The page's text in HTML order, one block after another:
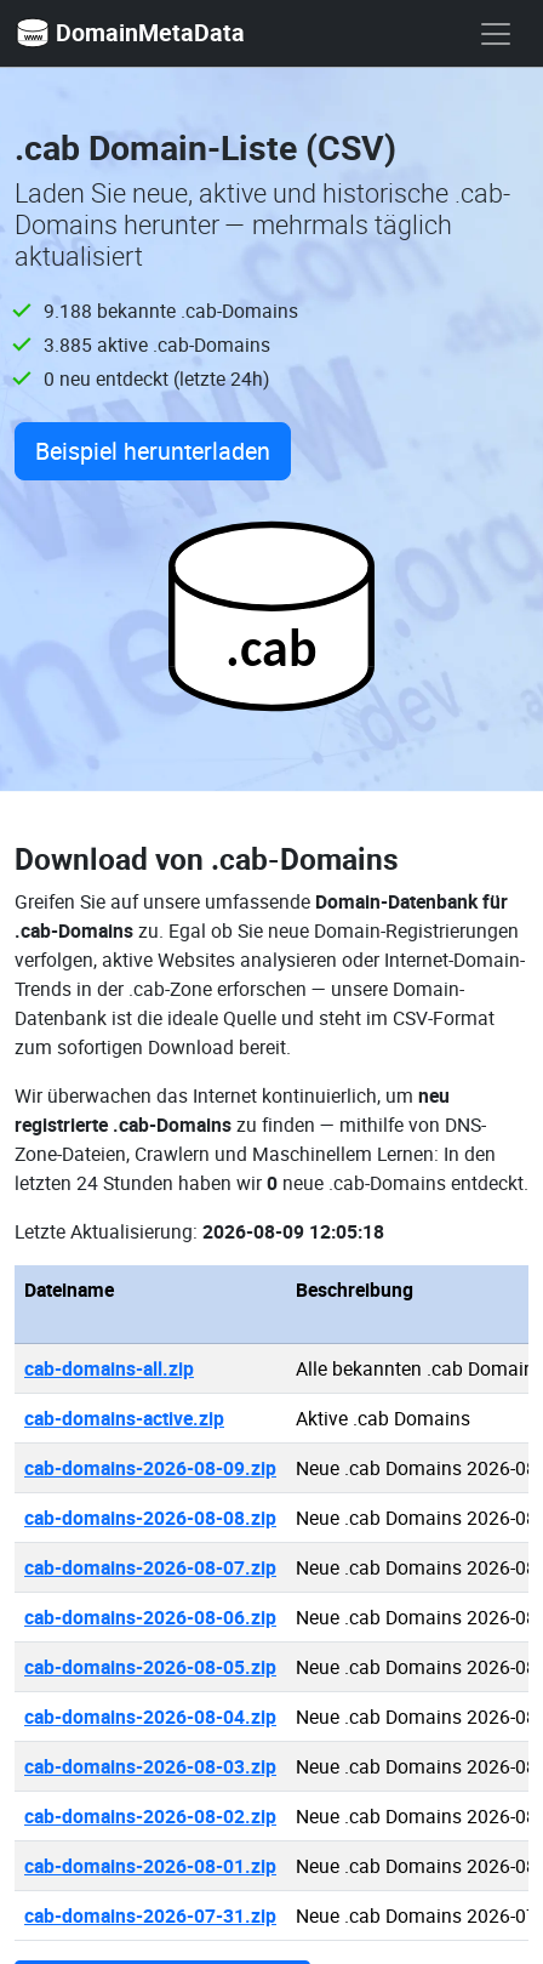
DomainMetaData
.cab Domain-Liste (CSV)
Laden Sie neue, aktive und historische .cab-
Domains herunter — mehrmals täglich
aktualisiert
9.188 bekannte .cab-Domains
3.885 aktive .cab-Domains
0 neu entdeckt (letzte 24h)
Beispiel herunterladen
.cab
Download von .cab-Domains
Greifen Sie auf unsere umfassende Domain-Datenbank für
.cab-Domainszu. Egal ob Sie neue Domain-Registrierungen
verfolgen, aktive Websites analysieren oder Internet-Domain-
Trends in der .cab-Zone erforschen — unsere Domain-
Datenbank ist die ideale Quelle und steht im CSV-Format
zum sofortigen Download bereit.
Wir überwachen das Internet kontinuierlich, um neu
registrierte .cab-Domainszu finden — mithilfe von DNS-
Zone-Dateien, Crawlern und Maschinellem Lernen: In den
letzten 24 Stunden haben wir0 neue .cab-Domains entdeckt.
Letzte Aktualisierung: 2026-08-09 12:05:18
Dateiname Beschreibung
cab-domains-all.zip
Alle bekannten .cab Domains
cab-domains-active.zip
Aktive .cab Domains
cab-domains-2026-08-09.zip
Neue .cab Domains 2026-
cab-domains-2026-08-08.zip
Neue .cab Domains 2026-
cab-domains-2026-08-07.zip
Neue .cab Domains 2026-
cab-domains-2026-08-06.zip
Neue .cab Domains 2026-
cab-domains-2026-08-05.zip
Neue .cab Domains 2026-
cab-domains-2026-08-04.zip
Neue .cab Domains 2026-
cab-domains-2026-08-03.zip
Neue .cab Domains 2026-
cab-domains-2026-08-02.zip
Neue .cab Domains 2026-
cab-domains-2026-08-01.zip
Neue .cab Domains 2026-
cab-domains-2026-07-31.zip
Neue .cab Domains 2026-